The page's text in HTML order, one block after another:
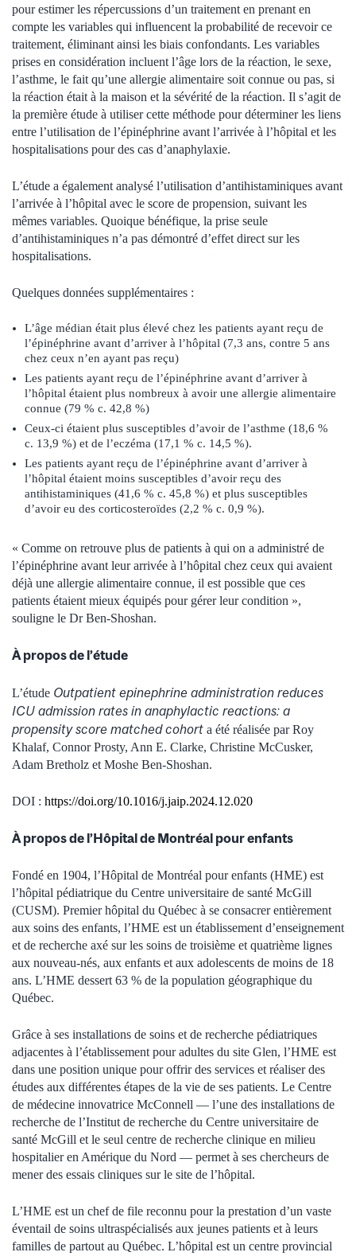
pour estimer les répercussions d’un traitement en prenant en
compte les variables qui influencent la probabilité de recevoir ce
traitement, éliminant ainsi les biais confondants. Les variables
prises en considération incluent l’âge lors de la réaction, le sexe,
l’asthme, le fait qu’une allergie alimentaire soit connue ou pas, si
la réaction était à la maison et la sévérité de la réaction. Il s’agit de
la première étude à utiliser cette méthode pour déterminer les liens
entre l’utilisation de l’épinéphrine avant l’arrivée à l’hôpital et les
hospitalisations pour des cas d’anaphylaxie.
L’étude a également analysé l’utilisation d’antihistaminiques avant
l’arrivée à l’hôpital avec le score de propension, suivant les
mêmes variables. Quoique bénéfique, la prise seule
d’antihistaminiques n’a pas démontré d’effet direct sur les
hospitalisations.
Quelques données supplémentaires :
L’âge médian était plus élevé chez les patients ayant reçu de
l’épinéphrine avant d’arriver à l’hôpital (7,3 ans, contre 5 ans
chez ceux n’en ayant pas reçu)
Les patients ayant reçu de l’épinéphrine avant d’arriver à
l’hôpital étaient plus nombreux à avoir une allergie alimentaire
connue (79 % c. 42,8 %)
Ceux-ci étaient plus susceptibles d’avoir de l’asthme (18,6 %
c. 13,9 %) et de l’eczéma (17,1 % c. 14,5 %).
Les patients ayant reçu de l’épinéphrine avant d’arriver à
l’hôpital étaient moins susceptibles d’avoir reçu des
antihistaminiques (41,6 % c. 45,8 %) et plus susceptibles
d’avoir eu des corticosteroïdes (2,2 % c. 0,9 %).
« Comme on retrouve plus de patients à qui on a administré de
l’épinéphrine avant leur arrivée à l’hôpital chez ceux qui avaient
déjà une allergie alimentaire connue, il est possible que ces
patients étaient mieux équipés pour gérer leur condition »,
souligne le Dr Ben-Shoshan.
À propos de l’étude
L’étude Outpatient epinephrine administration reduces
ICU admission rates in anaphylactic reactions: a
propensity score matched cohort a été réalisée par Roy
Khalaf, Connor Prosty, Ann E. Clarke, Christine McCusker,
Adam Bretholz et Moshe Ben-Shoshan.
DOI : https://doi.org/10.1016/j.jaip.2024.12.020
À propos de l’Hôpital de Montréal pour enfants
Fondé en 1904, l’Hôpital de Montréal pour enfants (HME) est
l’hôpital pédiatrique du Centre universitaire de santé McGill
(CUSM). Premier hôpital du Québec à se consacrer entièrement
aux soins des enfants, l’HME est un établissement d’enseignement
et de recherche axé sur les soins de troisième et quatrième lignes
aux nouveau-nés, aux enfants et aux adolescents de moins de 18
ans. L’HME dessert 63 % de la population géographique du
Québec.
Grâce à ses installations de soins et de recherche pédiatriques
adjacentes à l’établissement pour adultes du site Glen, l’HME est
dans une position unique pour offrir des services et réaliser des
études aux différentes étapes de la vie de ses patients. Le Centre
de médecine innovatrice McConnell — l’une des installations de
recherche de l’Institut de recherche du Centre universitaire de
santé McGill et le seul centre de recherche clinique en milieu
hospitalier en Amérique du Nord — permet à ses chercheurs de
mener des essais cliniques sur le site de l’hôpital.
L’HME est un chef de file reconnu pour la prestation d’un vaste
éventail de soins ultraspécialisés aux jeunes patients et à leurs
familles de partout au Québec. L’hôpital est un centre provincial